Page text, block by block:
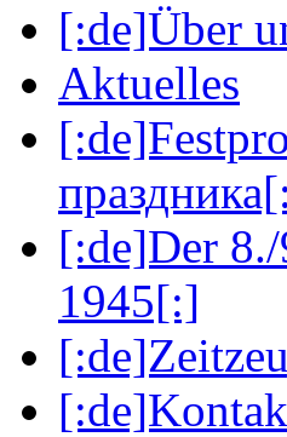
[:de]Über
Aktuelles
[:de]Der
1945[:]